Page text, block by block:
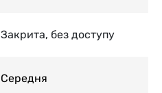
Закрита, без доступу
Середня